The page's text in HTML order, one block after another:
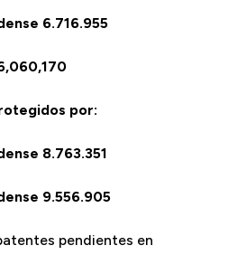
6.716.955
por:
8.763.351
9.556.905
pendientes en